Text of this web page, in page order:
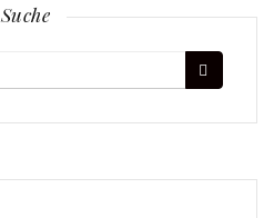
Suche